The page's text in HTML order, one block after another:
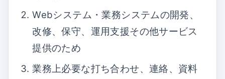
Webシステム・業務システムの開発、
改修、保守、運用支援その他サービス
提供のため
業務上必要な打ち合わせ、連絡、資料